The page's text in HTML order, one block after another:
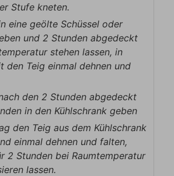
Stufe kneten.
eine geölte Schüssel oder
und 2 Stunden abgedeckt
stehen lassen, in
den Teig einmal dehnen und
den 2 Stunden abgedeckt
in den Kühlschrank geben
den Teig aus dem Kühlschrank
einmal dehnen und falten,
2 Stunden bei Raumtemperatur
lassen.